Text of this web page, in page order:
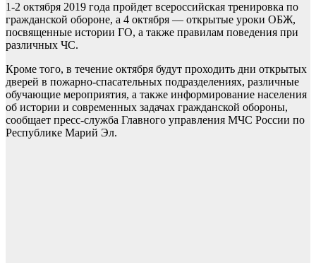
1-2 октября 2019 года пройдет всероссийская тренировка по
гражданской обороне, а 4 октября — открытые уроки ОБЖ,
посвященные истории ГО, а также правилам поведения при
различных ЧС.
Кроме того, в течение октября будут проходить дни открытых
дверей в пожарно-спасательных подразделениях, различные
обучающие мероприятия, а также информирование населения
об истории и современных задачах гражданской обороны,
сообщает пресс-служба Главного управления МЧС России по
Республике Марий Эл.